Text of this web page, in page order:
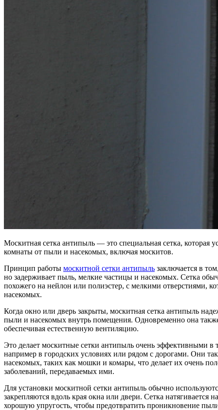
Москитная сетка антипыль — это специальная сетка, которая
комнаты от пыли и насекомых, включая москитов.
Принцип работы москитной сетки антипыль заключается в
но задерживает пыль, мелкие частицы и насекомых. Сетка
похожего на нейлон или полиэстер, с мелкими отверстиями,
насекомых.
Когда окно или дверь закрыты, москитная сетка антипыль
пыли и насекомых внутрь помещения. Одновременно она
обеспечивая естественную вентиляцию.
Это делает москитные сетки антипыль очень эффективными в
например в городских условиях или рядом с дорогами. Они
насекомых, таких как мошки и комары, что делает их очень
заболеваний, передаваемых ими.
Для установки москитной сетки антипыль обычно
закрепляются вдоль края окна или двери. Сетка натягивается
хорошую упругость, чтобы предотвратить проникновение